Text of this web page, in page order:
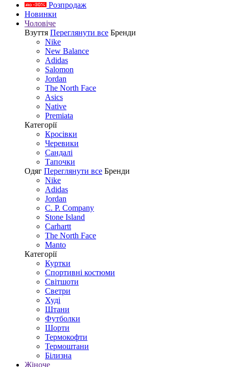
Розпродаж
Новинки
Чоловіче
Взуття Переглянути все Бренди
Nike
New Balance
Adidas
Salomon
Jordan
The North Face
Asics
Native
Premiata
Категорії
Кросівки
Черевики
Сандалі
Tапочки
Одяг Переглянути все Бренди
Nike
Adidas
Jordan
C. P. Company
Stone Island
Carhartt
The North Face
Manto
Категорії
Куртки
Спортивні костюми
Світшоти
Светри
Худі
Штани
Футболки
Шорти
Термокофти
Термоштани
Білизна
Жіноче